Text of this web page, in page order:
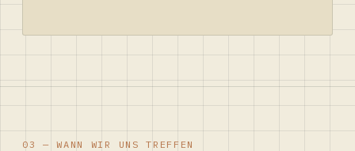
03 — WANN WIR UNS TREFFEN